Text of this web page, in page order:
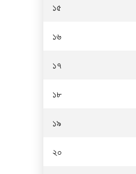
১৫
১৬
১৭
১৮
১৯
২০